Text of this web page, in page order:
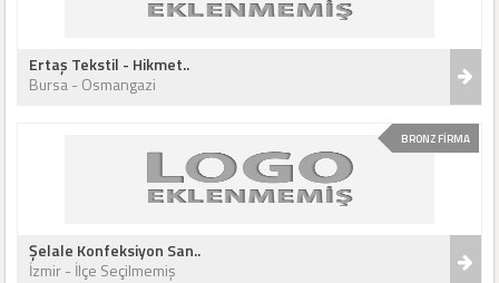
Ertaş Tekstil - Hikmet..
Bursa - Osmangazi
BRONZ FİRMA
Şelale Konfeksiyon San..
İzmir - İlçe Seçilmemiş